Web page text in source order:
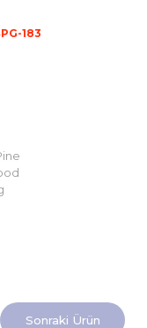
183
Sonraki Ürün